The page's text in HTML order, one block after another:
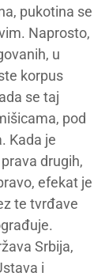
pukotina se
Naprosto,
u
korpus
se taj
pod
Kada je
drugih,
efekat je
te tvrđave
Srbija,
i